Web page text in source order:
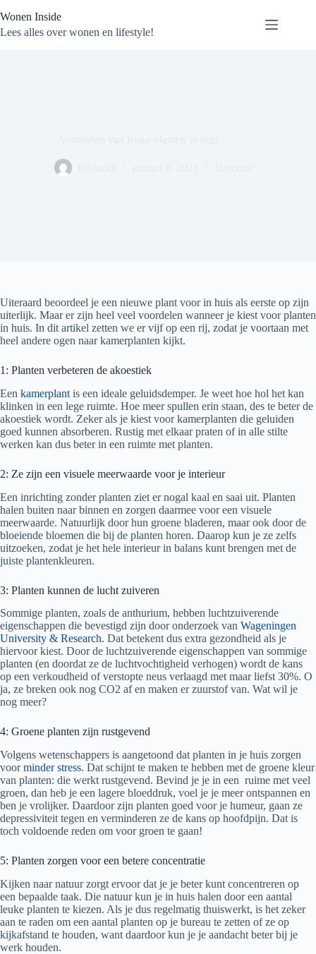
naar
de
Wonen Inside
Lees alles over wonen en lifestyle!
Uiteraard beoordeel je een nieuwe plant voor in huis als eerste op zijn
uiterlijk. Maar er zijn heel veel voordelen wanneer je kiest voor planten
in huis. In dit artikel zetten we er vijf op een rij, zodat je voortaan met
heel andere ogen naar kamerplanten kijkt.
1: Planten verbeteren de akoestiek
Een kamerplant is een ideale geluidsdemper. Je weet hoe hol het kan
klinken in een lege ruimte. Hoe meer spullen erin staan, des te beter de
akoestiek wordt. Zeker als je kiest voor kamerplanten die geluiden
goed kunnen absorberen. Rustig met elkaar praten of in alle stilte
werken kan dus beter in een ruimte met planten.
2: Ze zijn een visuele meerwaarde voor je interieur
Een inrichting zonder planten ziet er nogal kaal en saai uit. Planten
halen buiten naar binnen en zorgen daarmee voor een visuele
meerwaarde. Natuurlijk door hun groene bladeren, maar ook door de
bloeiende bloemen die bij de planten horen. Daarop kun je ze zelfs
uitzoeken, zodat je het hele interieur in balans kunt brengen met de
juiste plantenkleuren.
3: Planten kunnen de lucht zuiveren
Sommige planten, zoals de anthurium, hebben luchtzuiverende
eigenschappen die bevestigd zijn door onderzoek van Wageningen
University & Research. Dat betekent dus extra gezondheid als je
hiervoor kiest. Door de luchtzuiverende eigenschappen van sommige
planten (en doordat ze de luchtvochtigheid verhogen) wordt de kans
op een verkoudheid of verstopte neus verlaagd met maar liefst 30%. O
ja, ze breken ook nog CO2 af en maken er zuurstof van. Wat wil je
nog meer?
4: Groene planten zijn rustgevend
Volgens wetenschappers is aangetoond dat planten in je huis zorgen
voorminder stress. Dat schijnt te maken te hebben met de groene kleur
van planten: die werkt rustgevend. Bevind je je in een ruime met veel
groen, dan heb je een lagere bloeddruk, voel je je meer ontspannen en
ben je vrolijker. Daardoor zijn planten goed voor je humeur, gaan ze
depressiviteit tegen en verminderen ze de kans op hoofdpijn. Dat is
toch voldoende reden om voor groen te gaan!
5: Planten zorgen voor een betere concentratie
Kijken naar natuur zorgt ervoor dat je je beter kunt concentreren op
een bepaalde taak. Die natuur kun je in huis halen door een aantal
leuke planten te kiezen. Als je dus regelmatig thuiswerkt, is het zeker
aan te raden om een aantal planten op je bureau te zetten of ze op
kijkafstand te houden, want daardoor kun je je aandacht beter bij je
werk houden.